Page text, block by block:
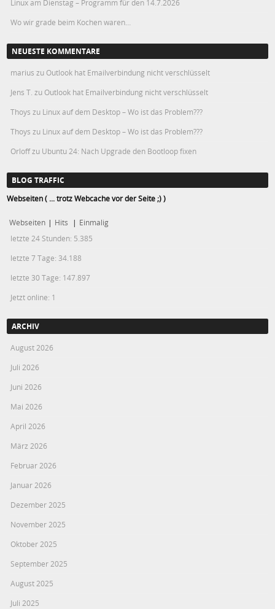
Linux am Dienstag – Programm für den 14.7.2026
Wo wir grade beim Kochen waren…
NEUESTE KOMMENTARE
marius zu Outlook hat Emailverbindung nicht verschlüsselt
Jens T. zu Outlook hat Emailverbindung nicht verschlüsselt
Thoys zu Linux auf dem Desktop – Wo ist das Problem???
Thoys zu Linux auf dem Desktop – Wo ist das Problem???
Orloffzu Ubuntu 24: Nach Upgrade den Bootloop fixen
BLOG TRAFFIC
Webseiten ( ... trotz Webcache vor der Seite ;) )
Webseiten | Hits | Einmalig
letzte 24 Stunden: 5.385
letzte 7 Tage: 34.188
letzte 30 Tage: 147.897
Jetzt online: 1
ARCHIV
August 2026
Juli 2026
Juni 2026
Mai 2026
April 2026
März 2026
Februar 2026
Januar 2026
Dezember 2025
November 2025
Oktober 2025
September 2025
August 2025
Juli 2025